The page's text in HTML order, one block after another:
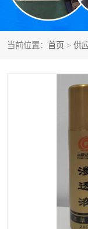
当前位置： 首页 > 供
**腺治疗仪